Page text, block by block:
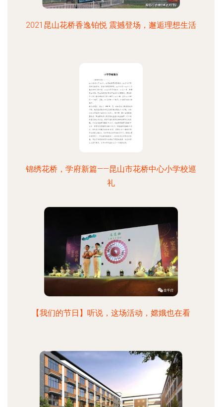
2021昆山花桥香逸铂悦 震撼登场，邂逅理想生活
锦绣花桥，学府新篇——昆山市花桥中心小学校巡
礼
【我们的节日】听说，这场活动，嫦娥也在看